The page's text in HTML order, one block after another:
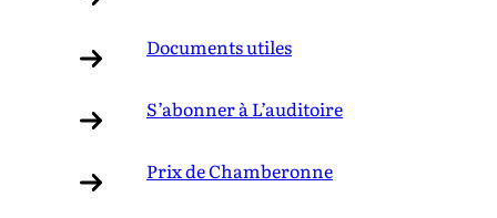
Documents utiles
S’abonner à L’auditoire
Prix de Chamberonne